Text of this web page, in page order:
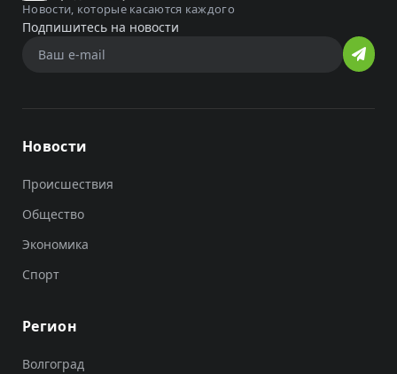
Новости, которые касаются каждого
Подпишитесь на новости
Новости
Происшествия
Общество
Экономика
Спорт
Регион
Волгоград